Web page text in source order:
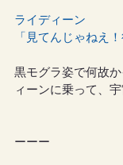
ライディーン
「見てんじゃねえ！
黒モグラ姿で何故
ィーンに乗って、
ーーー